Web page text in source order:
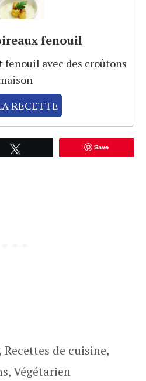
fenouil
fenouil avec des croûtons
RECETTE
Save
, Recettes de cuisine,
,Végétarien